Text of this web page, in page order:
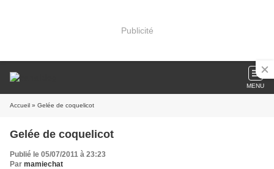
Publicité
MENU
Accueil » Gelée de coquelicot
Gelée de coquelicot
Publié le 05/07/2011 à 23:23
Par mamiechat